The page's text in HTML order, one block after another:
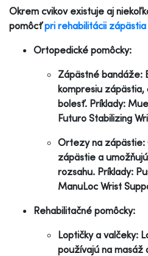
Okrem cvikov existuje aj
pomôcťpri rehabilitácii
Ortopedické pomôcky:
Zápästné bandáže:
kompresiu zápästia,
bolesť. Príklady:
Futuro Stabilizing
Ortezy na
zápästie a
rozsahu. Príklady:
ManuLoc Wrist
Rehabilitačné pomôcky:
Loptičky a valčeky:
používajú na masáž